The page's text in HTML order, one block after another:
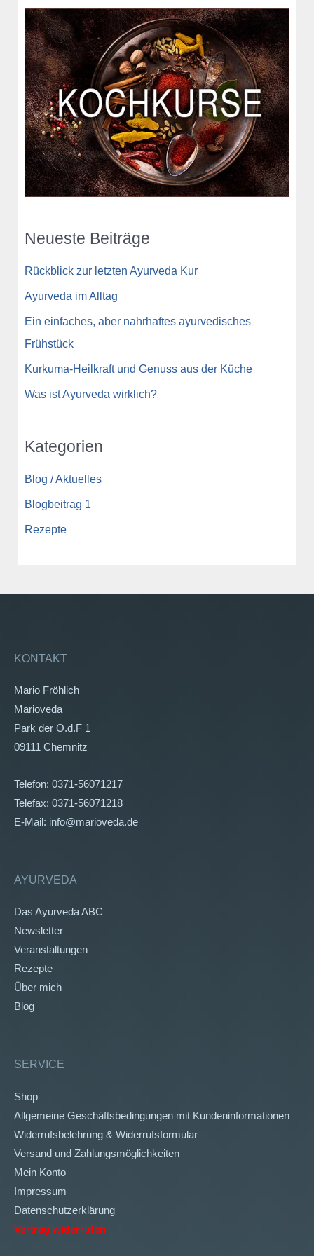
Neueste Beiträge
Rückblick zur letzten Ayurveda Kur
Ayurveda im Alltag
Ein einfaches, aber nahrhaftes ayurvedisches
Frühstück
Kurkuma-Heilkraft und Genuss aus der Küche
Was ist Ayurveda wirklich?
Kategorien
Blog / Aktuelles
Blogbeitrag 1
Rezepte
KONTAKT
Mario Fröhlich
Marioveda
Park der O.d.F 1
09111 Chemnitz
Telefon: 0371-56071217
Telefax: 0371-56071218
E-Mail: info@marioveda.de
AYURVEDA
Das Ayurveda ABC
Newsletter
Veranstaltungen
Rezepte
Über mich
Blog
SERVICE
Shop
Allgemeine Geschäftsbedingungen mit Kundeninformationen
Widerrufsbelehrung & Widerrufsformular
Versand und Zahlungsmöglichkeiten
Mein Konto
Impressum
Datenschutzerklärung
Vertrag widerrufen